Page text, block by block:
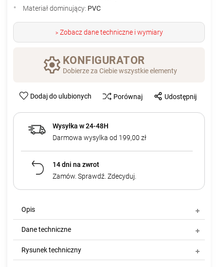
Materiał dominujący: PVC
>Zobacz dane techniczne i wymiary
KONFIGURATOR
Dobierze za Ciebie wszystkie elementy
Dodaj do ulubionych Porównaj Udostępnij
Wysyłka w 24-48H
Darmowa wysylka od 199,00 zł
14 dni na zwrot
Zamów. Sprawdź. Zdecyduj.
Opis
Dane techniczne
Rysunek techniczny